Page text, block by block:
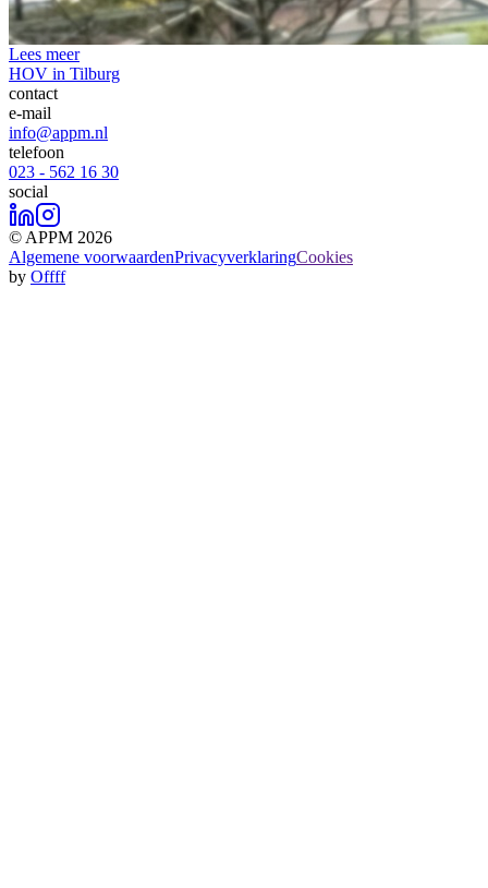
Lees meer
HOV in Tilburg
contact
e-mail
info@appm.nl
telefoon
023 - 562 16 30
social
© APPM 2026
Algemene voorwaardenPrivacyverklaringCookies
by Offff